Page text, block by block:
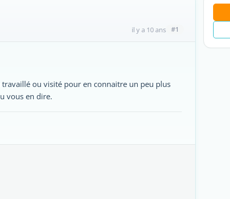
il y a 10 ans #1
ou visité pour en connaitre un peu plus
vous en dire.